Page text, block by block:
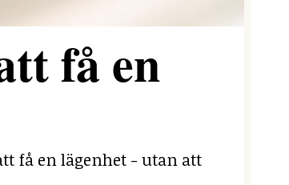
få en
få en lägenhet - utan att